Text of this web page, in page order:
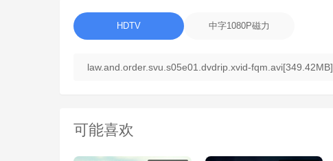
HDTV 中字1080P磁力
law.and.order.svu.s05e01.dvdrip.xvid-fqm.avi[349.42MB]
可能喜欢